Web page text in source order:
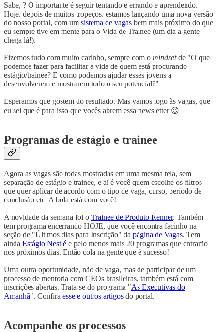
Sabe, ? O importante é seguir tentando e errando e aprendendo.
Hoje, depois de muitos tropeços, estamos lançando uma nova versão
do nosso portal, com um sistema de vagas bem mais próximo do que
eu sempre tive em mente para o Vida de Trainee (um dia a gente
chega lá!).
Fizemos tudo com muito carinho, sempre com o mindsetde "O que
podemos fazer para facilitar a vida de quem está procurando
estágio/trainee? E como podemos ajudar esses jovens a
desenvolverem e mostrarem todo o seu potencial?"
Esperamos que gostem do resultado. Mas vamos logo às vagas, que
eu sei que é para isso que vocês abrem essa newsletter 😉
Programas de estágio e trainee
Agora as vagas são todas mostradas em uma mesma tela, sem
separação de estágio e trainee, e aí é você quem escolhe os filtros
que quer aplicar de acordo com o tipo de vaga, curso, período de
conclusão etc. A bola está com você!
A novidade da semana foi o Trainee de Produto Renner. Também
tem programa encerrando HOJE, que você encontra facinho na
seção de "Últimos dias para Inscrição" da página de Vagas. Tem
ainda Estágio Nestlé e pelo menos mais 20 programas que entrarão
nos próximos dias. Então cola na gente que é sucesso!
Uma outra oportunidade, não de vaga, mas de participar de um
processo de mentoria com CEOs brasileiras, também está com
inscrições abertas. Trata-se do programa "As Executivas do
Amanhã". Confira esse e outros artigos do portal.
Acompanhe os processos